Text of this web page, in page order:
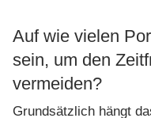
Auf wie vielen
sein, um den
vermeiden?
Grundsätzlich hängt